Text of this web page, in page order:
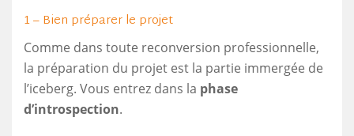
1 – Bien préparer le projet
Comme dans toute reconversion professionnelle,
la préparation du projet est la partie immergée de
l’iceberg. Vous entrez dans la phase
d’introspection.